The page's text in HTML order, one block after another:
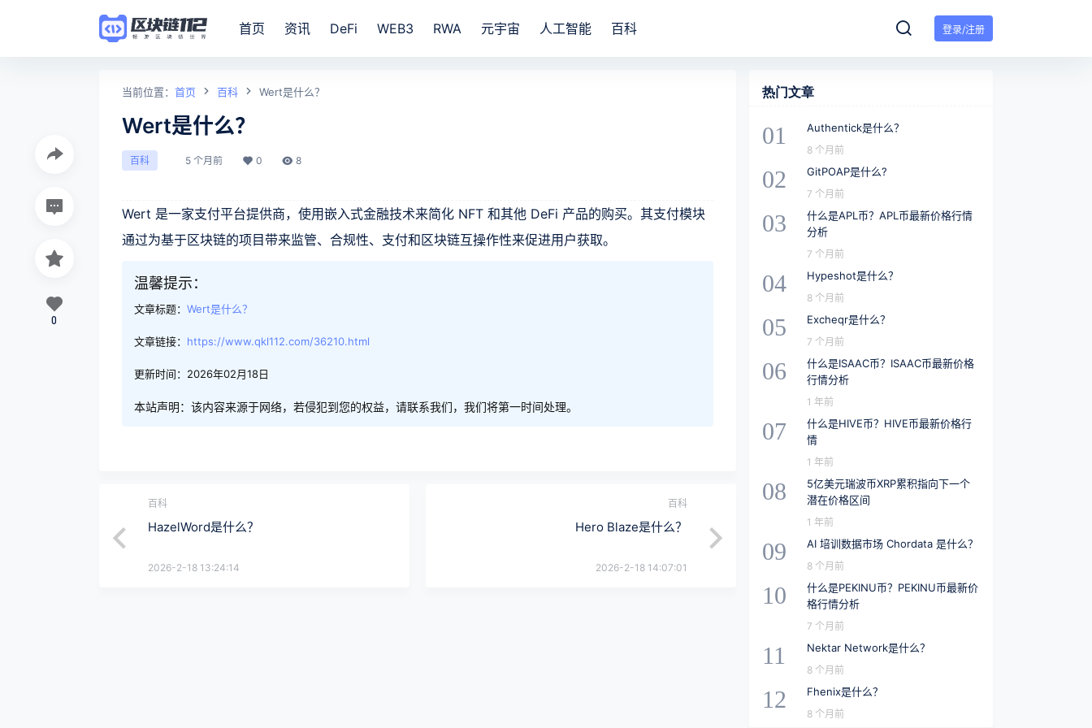
登录/注册
首页 资讯 DeFi WEB3 RWA 元宇宙 人工智能 百科
当前位置： 首页 百科 Wert是什么？
Wert是什么？
百科 5 个月前 0 8
Wert 是一家支付平台提供商，使用嵌入式金融技术来简化 NFT 和其他 DeFi 产品的购买。其支付模块
通过为基于区块链的项目带来监管、合规性、支付和区块链互操作性来促进用户获取。
温馨提示：
文章标题： Wert是什么？
文章链接： https://www.qkl112.com/36210.html
更新时间：2026年02月18日
本站声明：该内容来源于网络，若侵犯到您的权益，请联系我们，我们将第一时间处理。
0
百科
HazelWord是什么？
2026-2-18 13:24:14
百科
Hero Blaze是什么？
2026-2-18 14:07:01
热门文章
01 Authentick是什么？
8 个月前
02 GitPOAP是什么?
7 个月前
03
什么是APL币？APL币最新价格行情
分析
7 个月前
04 Hypeshot是什么？
8 个月前
05 Excheqr是什么？
7 个月前
06
什么是ISAAC币？ISAAC币最新价格
行情分析
1 年前
07
什么是HIVE币？HIVE币最新价格行
情
1 年前
08
5亿美元瑞波币XRP累积指向下一个
潜在价格区间
1 年前
09 AI 培训数据市场 Chordata 是什么？
8 个月前
10
什么是PEKINU币？PEKINU币最新价
格行情分析
7 个月前
11 Nektar Network是什么？
8 个月前
12 Fhenix是什么？
8 个月前